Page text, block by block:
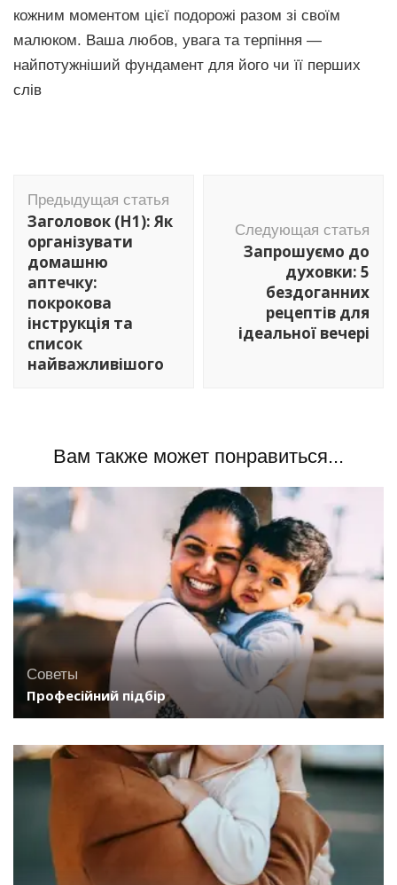
кожним моментом цієї подорожі разом зі своїм
малюком. Ваша любов, увага та терпіння —
найпотужніший фундамент для його чи її перших
слів
по
записям
Предыдущая статья
Заголовок (H1): Як
організувати
домашню
аптечку:
покрокова
інструкція та
список
найважливішого
Следующая статья
Запрошуємо до
духовки: 5
бездоганних
рецептів для
ідеальної вечері
Вам также может понравиться...
Советы
Професійний підбір